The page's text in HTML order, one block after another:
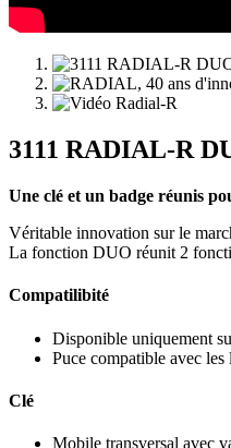
3111 RADIAL-R
Une clé et un badge réunis
Véritable innovation sur le
La fonction DUO réunit 2
Compatilibité
Disponible uniquement
Puce compatible avec
Clé
Mobile transversal avec